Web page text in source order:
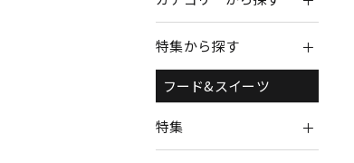
特集から探す
フード&スイーツ
特集